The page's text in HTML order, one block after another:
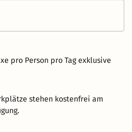
pro Person pro Tag exklusive
stehen kostenfrei am